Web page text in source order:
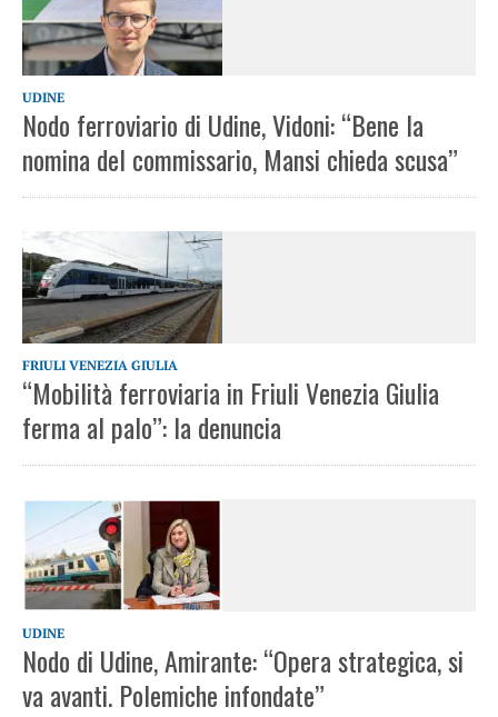
UDINE
Nodo ferroviario di Udine, Vidoni: “Bene la
nomina del commissario, Mansi chieda scusa”
FRIULI VENEZIA GIULIA
“Mobilità ferroviaria in Friuli Venezia Giulia
ferma al palo”: la denuncia
UDINE
Nodo di Udine, Amirante: “Opera strategica, si
va avanti. Polemiche infondate”